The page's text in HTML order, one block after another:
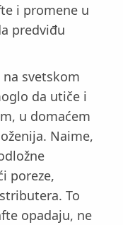
i promene u
predviđu
svetskom
da utiče i
u domaćem
Naime,
poreze,
To
opadaju, ne